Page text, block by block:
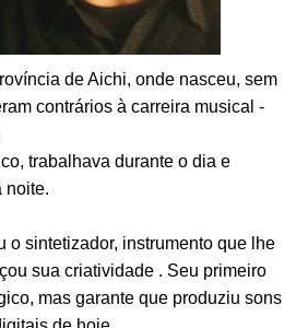
de Aichi, onde nasceu, sem
contrários à carreira musical -
trabalhava durante o dia e
noite.
o sintetizador, instrumento que lhe
sua criatividade . Seu primeiro
mas garante que produziu sons